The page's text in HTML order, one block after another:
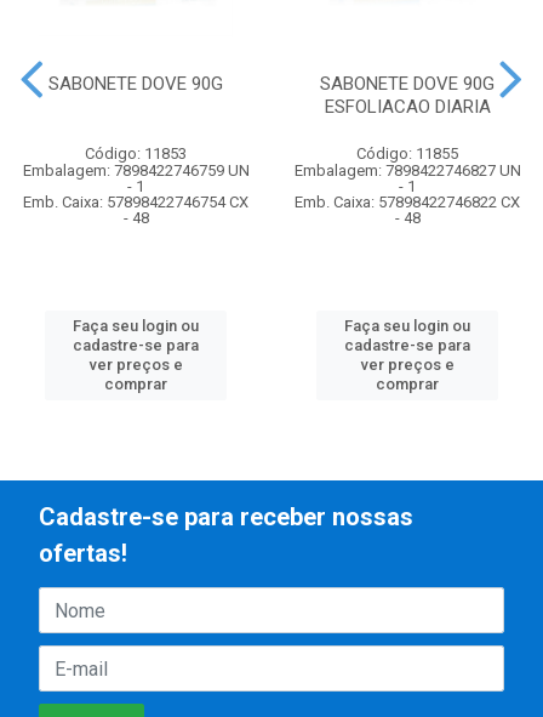
SABONETE DOVE 90G
Código: 11853
Embalagem: 7898422746759 UN
- 1
Emb. Caixa: 57898422746754 CX
- 48
Faça seu login ou
cadastre-se para
ver preços e
comprar
SABONETE DOVE 90G
ESFOLIACAO DIARIA
Código: 11855
Embalagem: 7898422746827 UN
- 1
Emb. Caixa: 57898422746822 CX
- 48
Faça seu login ou
cadastre-se para
ver preços e
comprar
Cadastre-se para receber nossas
ofertas!